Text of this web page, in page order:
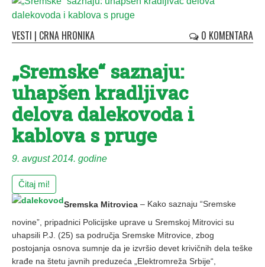
VESTI | CRNA HRONIKA 0 KOMENTARA
„Sremske“ saznaju:
uhapšen kradljivac
delova dalekovoda i
kablova s pruge
9. avgust 2014. godine
Čitaj mi!
Sremska Mitrovica – Kako saznaju “Sremske
novine”, pripadnici Policijske uprave u Sremskoj Mitrovici su
uhapsili P.J. (25) sa područja Sremske Mitrovice, zbog
postojanja osnova sumnje da je izvršio devet krivičnih dela teške
krađe na štetu javnih preduzeća „Elektromreža Srbije“,